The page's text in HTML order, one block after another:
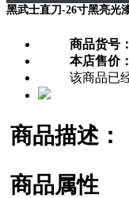
黑武士直刀-26寸黑亮光
商品货号：
本店售价：
该商品已
商品描述：
商品属性